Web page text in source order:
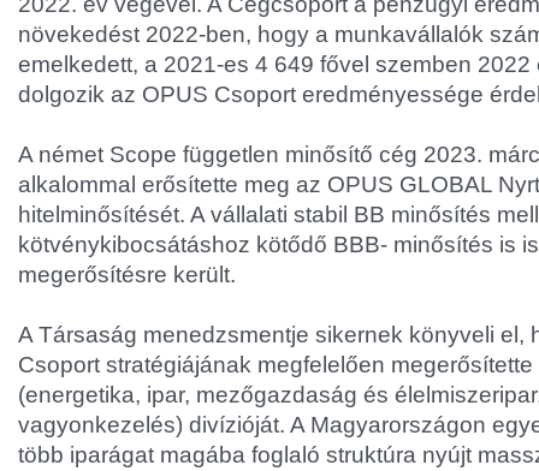
növekedést 2022-ben, hogy a munkavállalók
emelkedett, a 2021-es 4 649 fővel szemben
dolgozik az OPUS Csoport eredményessége
A német Scope független minősítő cég 2023.
alkalommal erősítette meg az OPUS GLOBAL
hitelminősítését. A vállalati stabil BB minősítés
kötvénykibocsátáshoz kötődő BBB- minősítés is
megerősítésre került.
A Társaság menedzsmentje sikernek könyveli el,
Csoport stratégiájának megfelelően
(energetika, ipar, mezőgazdaság és
vagyonkezelés) divízióját. A Magyarországon
több iparágat magába foglaló struktúra nyújt